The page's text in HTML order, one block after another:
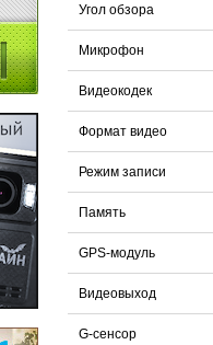
Угол обзора
Микрофон
Видеокодек
Формат видео
Режим записи
Память
GPS-модуль
Видеовыход
G-сенсор